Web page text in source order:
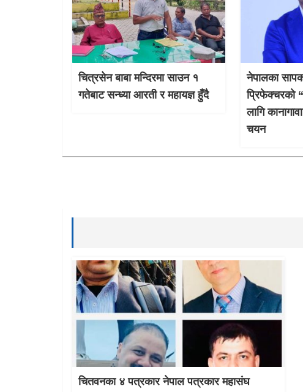
चित्रसेन बाबा मन्दिरमा साउन १
गतेबाट सन्ध्या आरती र महायज्ञ हुँदै
नेपालका
प्रिफेक्चरको
लागि
चयन
चितवनका ४ पत्रकार नेपाल पत्रकार महासंघ